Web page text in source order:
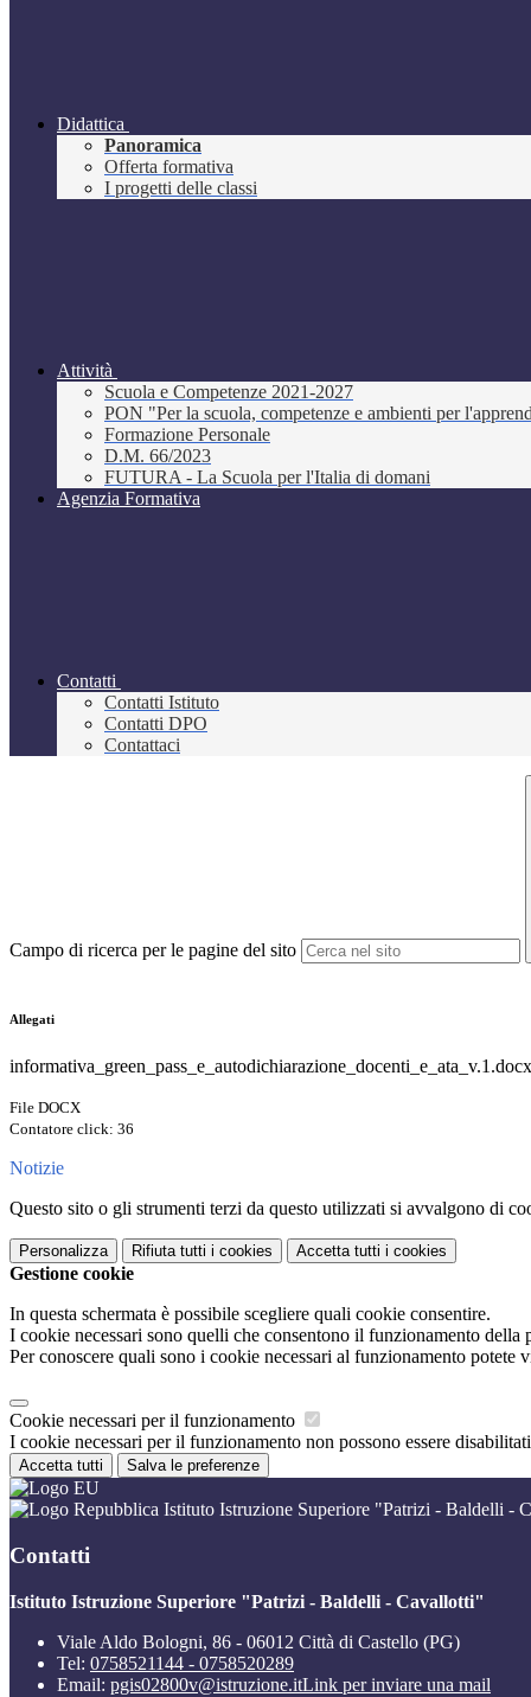
Didattica
Panoramica
Offerta formativa
I progetti delle classi
Attività
Scuola e Competenze 2021-2027
PON "Per la scuola, competenze e ambienti per
Formazione Personale
D.M. 66/2023
FUTURA - La Scuola per l'Italia di domani
Agenzia Formativa
Contatti
Contatti Istituto
Contatti DPO
Contattaci
Campo di ricerca per le pagine del sito
Allegati
informativa_green_pass_e_autodichiarazione_docenti_e_ata_v.1.docx
File DOCX
Contatore click: 36
Notizie
Questo sito o gli strumenti terzi da questo utilizzati si avvalgono di
Personalizza Rifiuta tutti i cookies Accetta tutti i cookies
Gestione cookie
In questa schermata è possibile scegliere quali cookie consentire.
I cookie necessari sono quelli che consentono il funzionamento
Per conoscere quali sono i cookie necessari al funzionamento potete
Cookie necessari per il funzionamento
I cookie necessari per il funzionamento non possono essere
Accetta tutti Salva le preferenze
Istituto Istruzione Superiore "Patrizi - Baldelli -
Contatti
Istituto Istruzione Superiore "Patrizi - Baldelli - Cavallotti"
Viale Aldo Bologni, 86 - 06012 Città di Castello (PG)
Tel: 0758521144 - 0758520289
Email: pgis02800v@istruzione.itLink per inviare una mail